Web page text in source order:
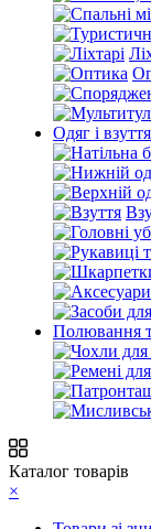
Одяг і взуття
Полювання
Каталог товарів
×